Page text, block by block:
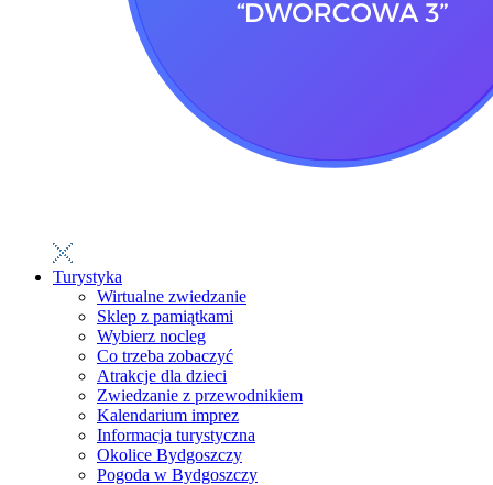
Turystyka
Wirtualne zwiedzanie
Sklep z pamiątkami
Wybierz nocleg
Co trzeba zobaczyć
Atrakcje dla dzieci
Zwiedzanie z przewodnikiem
Kalendarium imprez
Informacja turystyczna
Okolice Bydgoszczy
Pogoda w Bydgoszczy